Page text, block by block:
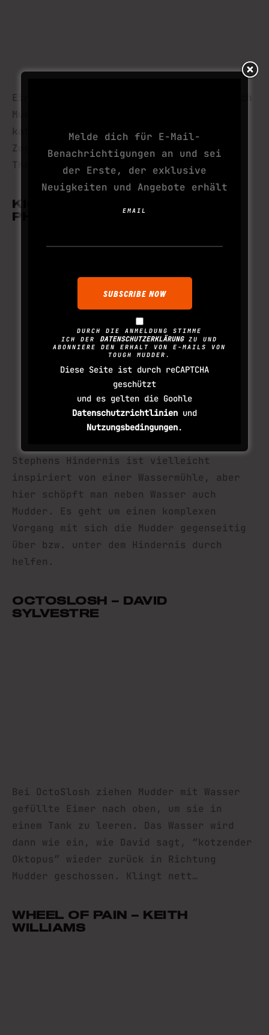
Ein gigantisches Trampolin, mit dem sich
Mudder hoch und gegen eine Wand
katapultieren. Stellen wir uns zum
Zugucken fast so gut vor Electroshock
Therapy.
KICK THE BUCKET – STEPHEN
PHILLIPS
Stephens Hindernis ist vielleicht
inspiriert von einer Wassermühle, aber
hier schöpft man neben Wasser auch
Mudder. Es geht um einen komplexen
Vorgang mit sich die Mudder gegenseitig
über bzw. unter dem Hindernis durch
helfen.
OCTOSLOSH – DAVID
SYLVESTRE
Bei OctoSlosh ziehen Mudder mit Wasser
gefüllte Eimer nach oben, um sie in
einem Tank zu leeren. Das Wasser wird
dann wie ein, wie David sagt, “kotzender
Oktopus” wieder zurück in Richtung
Mudder geschossen. Klingt nett…
WHEEL OF PAIN – KEITH
WILLIAMS
Melde dich für E-Mail-
Benachrichtigungen an und sei
der Erste, der exklusive
Neuigkeiten und Angebote erhält
EMAIL
DURCH DIE ANMELDUNG STIMME
ICH DER DATENSCHUTZERKLÄRUNGZU UND
ABONNIERE DEN ERHALT VON E-MAILS VON
TOUGH MUDDER.
Diese Seite ist durch reCAPTCHA
geschützt
und es gelten die Goohle
Datenschutzrichtlinien und
Nutzungsbedingungen.